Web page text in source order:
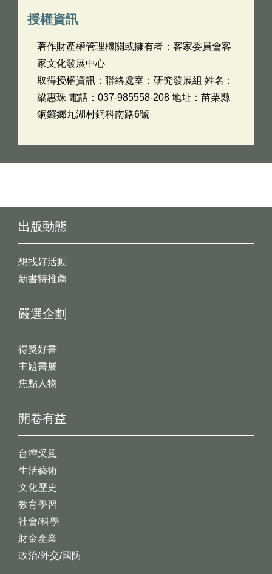
授權資訊
著作財產權管理機關或擁有者：客家委員會客
家文化發展中心
取得授權資訊：聯絡處室：研究發展組 姓名：
梁惠珠 電話：037-985558-208 地址：苗栗縣
銅鑼鄉九湖村銅科南路6號
出版動態
想找好活動
新書特推薦
開卷有益
台灣采風
生活藝術
文化歷史
教育學習
社會/科學
財金產業
政治/外交/國防
嚴選企劃
得獎好書
主題書展
焦點人物